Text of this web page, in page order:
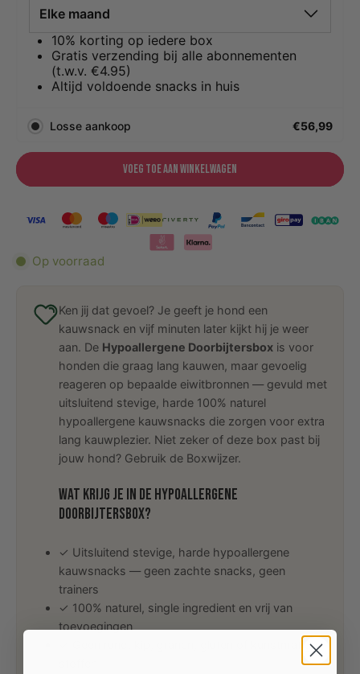
10% korting op iedere box
Gratis verzending bij alle abonnementen
(t.w.v. €4.95)
Altijd voldoende snacks in huis
Losse aankoop €56,99
Voeg toe aan winkelwagen
Op voorraad
Ken jij dat gevoel? Je geeft je hond een
kauwsnack en vijf minuten later kijkt hij je weer
aan. De Hypoallergene Doorbijtersbox is voor
honden die graag lang kauwen, maar gevoelig
reageren op bepaalde eiwitbronnen — gevuld met
uitsluitend stevige, harde 100% naturel
hypoallergene kauwsnacks die zorgen voor extra
lang kauwplezier. Niet zeker of deze box past bij
jouw hond? Gebruik de Boxwijzer.
Wat krijg je in de Hypoallergene
Doorbijtersbox?
✓ Uitsluitend stevige, harde hypoallergene
kauwsnacks — geen zachte snacks, geen
trainers
✓ 100% naturel, single ingredient en vrij van
toevoegingen
✓ Geen rund, kip, granen, gluten of kunstmatige